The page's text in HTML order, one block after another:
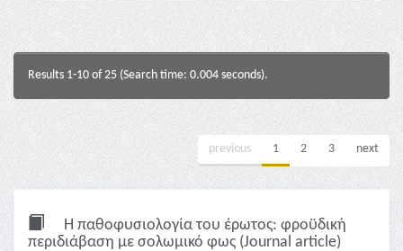
Results 1-10 of 25 (Search time: 0.004 seconds).
previous 1 2 3 next
Η παθοφυσιολογία του έρωτος: φροϋδική
περιδιάβαση με σολωμικό φως (Journal article)